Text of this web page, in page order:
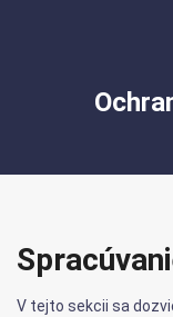
V tejto sekcii sa